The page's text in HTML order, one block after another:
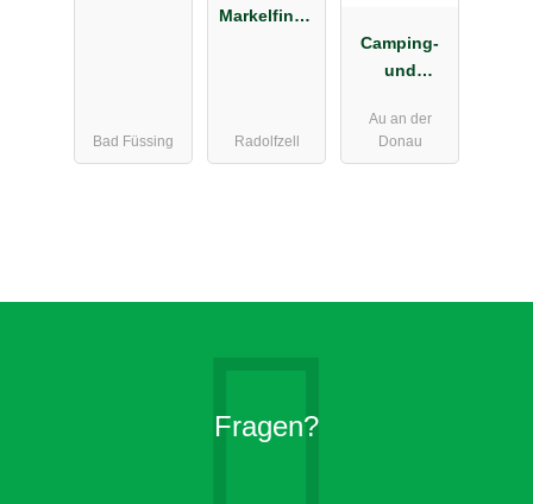
Bad Füssing
Markelfinge
Radolfzell
Camping-
und
e Au an der
Donau
Au an der
Donau
Fragen?